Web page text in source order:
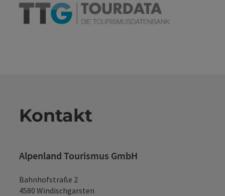
Kontakt
Alpenland Tourismus GmbH
Bahnhofstraße 2
4580 Windischgarsten